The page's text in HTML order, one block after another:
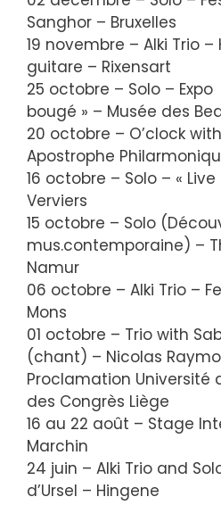
Sanghor – Bruxelles
19 novembre – Alki Trio
guitare – Rixensart
25 octobre – Solo –
bougé » – Musée des
20 octobre – O’clock
Apostrophe
16 octobre – Solo – «
Verviers
15 octobre – Solo
mus.contemporaine) –
Namur
06 octobre – Alki Trio –
Mons
01 octobre – Trio with
(chant) – Nicolas
Proclamation Université
des Congrès Liège
16 au 22 août – Stage
Marchin
24 juin – Alki Trio and
d’Ursel – Hingene